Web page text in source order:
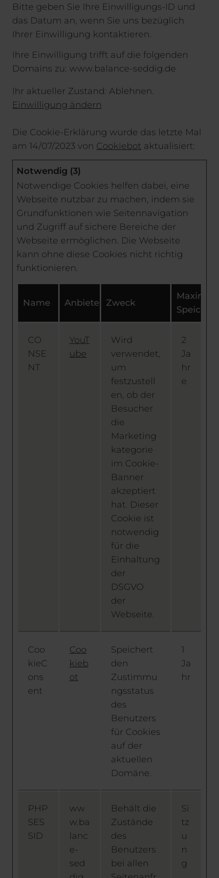
Bitte geben Sie Ihre Einwilligungs-ID und
das Datum an, wenn Sie uns bezüglich
Ihrer Einwilligung kontaktieren.
Ihre Einwilligung trifft auf die folgenden
Domains zu: www.balance-seddig.de
Ihr aktueller Zustand: Ablehnen.
Einwilligung ändern
Die Cookie-Erklärung wurde das letzte Mal
am 14/07/2023 von Cookiebot aktualisiert:
Notwendig (3)
Notwendige Cookies helfen dabei, eine
Webseite nutzbar zu machen, indem sie
Grundfunktionen wie Seitennavigation
und Zugriff auf sichere Bereiche der
Webseite ermöglichen. Die Webseite
kann ohne diese Cookies nicht richtig
funktionieren.
Name Anbieter Zweck
CO
NSE
NT
YouT
ube
Wird
verwendet,
um
festzustell
en, ob der
Besucher
die
Marketing
kategorie
im Cookie-
Banner
akzeptiert
hat. Dieser
Cookie ist
notwendig
für die
Einhaltung
der
DSGVO
der
Webseite.
2
Ja
hr
e
Coo
kieC
ons
ent
Coo
kieb
ot
Speichert
den
Zustimmu
ngsstatus
des
Benutzers
für Cookies
auf der
aktuellen
Domäne.
1
Ja
hr
PHP
SES
SID
ww
w.ba
lanc
e-
sed
Behält die
Zustände
des
Benutzers
bei allen
Si
tz
u
n
g